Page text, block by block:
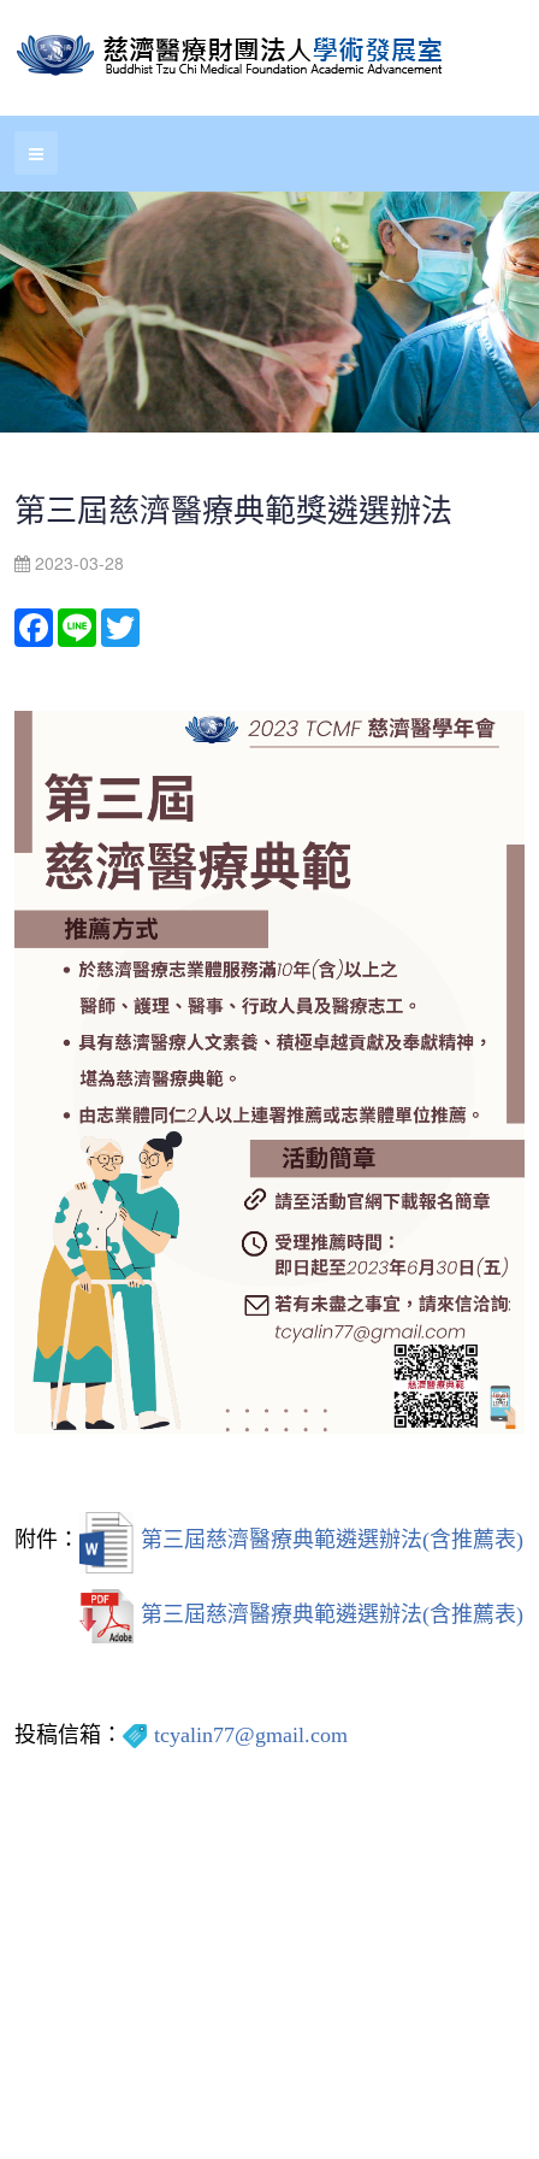
第三屆慈濟醫療典範獎遴選辦法
2023-03-28
Facebook
Line
附件： 第三屆慈濟醫療典範遴選辦法(含推薦表)
第三屆慈濟醫療典範遴選辦法(含推薦表)
投稿信箱： tcyalin77@gmail.com